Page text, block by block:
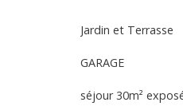
Jardin et Terrasse
GARAGE
séjour 30m²